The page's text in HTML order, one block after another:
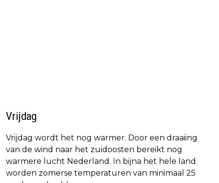
Vrijdag
Vrijdag wordt het nog warmer. Door een draaiing
van de wind naar het zuidoosten bereikt nog
warmere lucht Nederland. In bijna het hele land
worden zomerse temperaturen van minimaal 25